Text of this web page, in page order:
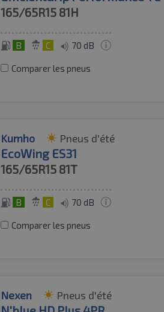
165/65R15 81H
B C 70 dB
Comparer les pneus
Kumho Pneus d'été
EcoWing ES31
165/65R15 81T
B C 70 dB
Comparer les pneus
Nexen Pneus d'été